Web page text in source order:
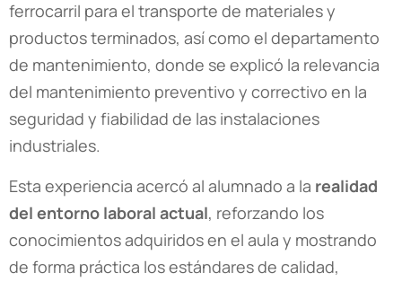
ferrocarril para el transporte de materiales y
productos terminados, así como el departamento
de mantenimiento, donde se explicó la relevancia
del mantenimiento preventivo y correctivo en la
seguridad y fiabilidad de las instalaciones
industriales.
Esta experiencia acercó al alumnado a la realidad
del entorno laboral actual, reforzando los
conocimientos adquiridos en el aula y mostrando
de forma práctica los estándares de calidad,